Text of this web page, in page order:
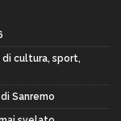
cultura, sport,
Sanremo